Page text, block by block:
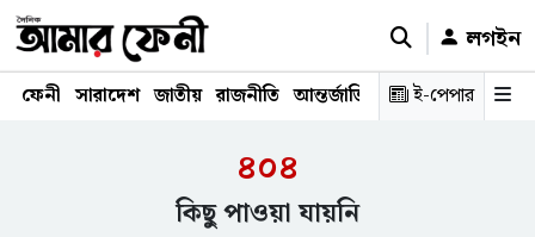
লগইন
ফেনী সারাদেশ জাতীয় রাজনীতি আন্তর্জাতিক অর্থনীতি
ই-পেপার
৪০৪
কিছু পাওয়া যায়নি